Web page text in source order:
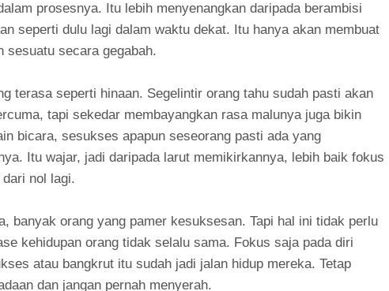
prosesnya. Itu lebih menyenangkan daripada berambisi
seperti dulu lagi dalam waktu dekat. Itu hanya akan membuat
sesuatu secara gegabah.
terasa seperti hinaan. Segelintir orang tahu sudah pasti akan
tapi sekedar membayangkan rasa malunya juga bikin
bicara, sesukses apapun seseorang pasti ada yang
Itu wajar, jadi daripada larut memikirkannya, lebih baik fokus
nol lagi.
banyak orang yang pamer kesuksesan. Tapi hal ini tidak perlu
kehidupan orang tidak selalu sama. Fokus saja pada diri
atau bangkrut itu sudah jadi jalan hidup mereka. Tetap
dan jangan pernah menyerah.